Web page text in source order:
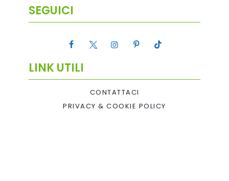
SEGUICI
LINK UTILI
CONTATTACI
PRIVACY & COOKIE POLICY